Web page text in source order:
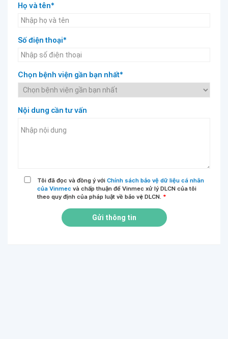
Họ và tên*
Số điện thoại*
Chọn bệnh viện gần bạn nhất*
Nội dung cần tư vấn
Tôi đã đọc và đồng ý với Chính sách bảo vệ dữ liệu cá nhân
của Vinmec và chấp thuận để Vinmec xử lý DLCN của tôi
theo quy định của pháp luật về bảo vệ DLCN. *
Gửi thông tin